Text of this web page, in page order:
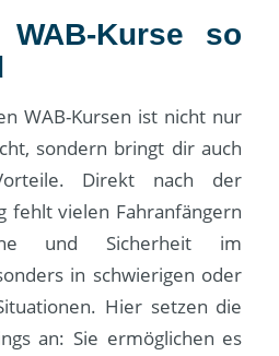
Kurse so
WAB-Kursen ist nicht nur
sondern bringt dir auch
Direkt nach der
fehlt vielen Fahranfängern
und Sicherheit im
in schwierigen oder
Hier setzen die
an: Sie ermöglichen es